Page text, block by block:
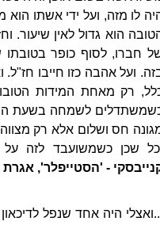
לו מזה, ועל ידי אשתו הוא
הוא גדול לאין שיעור.
חברו, לסוף כופר בטובתו
ועל אהבה כזו חייבו חז"ל.
רק מאחת המידות
לשמחה בשעת
חס ושלום אלא רק
שכן כשמשועבד לזה על
- 'הסטייפלר',
היה אחד שנפל